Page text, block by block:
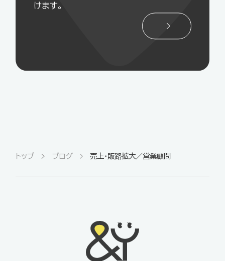
けます。
トップ ブログ 売上・販路拡大／営業顧問